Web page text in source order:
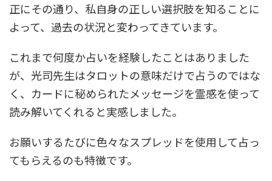
正にその通り、私自身の正しい選択肢を知ることに
よって、過去の状況と変わってきています。
これまで何度か占いを経験したことはありました
が、光司先生はタロットの意味だけで占うのではな
く、カードに秘められたメッセージを霊感を使って
読み解いてくれると実感しました。
お願いするたびに色々なスプレッドを使用して占っ
てもらえるのも特徴です。